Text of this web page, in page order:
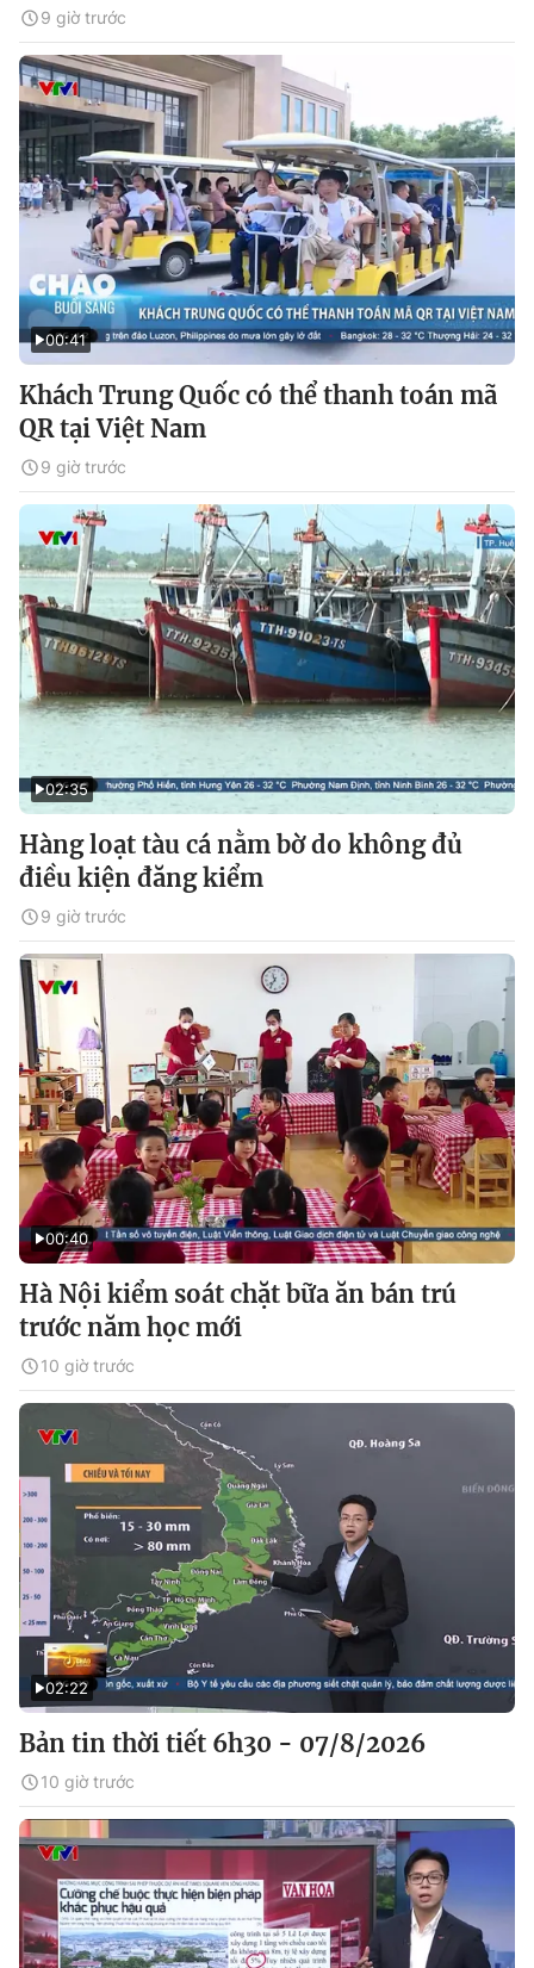
9 giờ trước
00:41
Khách Trung Quốc có thể thanh toán mã
QR tại Việt Nam
9 giờ trước
02:35
Hàng loạt tàu cá nằm bờ do không đủ
điều kiện đăng kiểm
9 giờ trước
00:40
Hà Nội kiểm soát chặt bữa ăn bán trú
trước năm học mới
10 giờ trước
02:22
Bản tin thời tiết 6h30 - 07/8/2026
10 giờ trước